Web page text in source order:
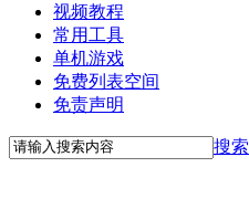
视频教程
常用工具
单机游戏
免费列表空间
免责声明
搜索